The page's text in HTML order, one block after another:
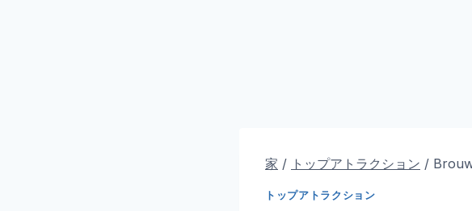
家 / トップアトラクション /
トップアトラクション